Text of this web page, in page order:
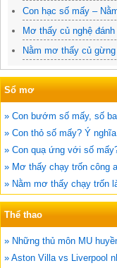
Con hạc số mấy –
Mơ thấy củ nghệ
Nằm mơ thấy củ
Sổ mơ
» Con bướm số mấy, số
» Con thỏ số mấy? Ý
» Con quạ ứng với số
» Mơ thấy chạy trốn công
» Nằm mơ thấy chạy trốn
Thể thao
» Những thủ môn MU
» Aston Villa vs Liverpool